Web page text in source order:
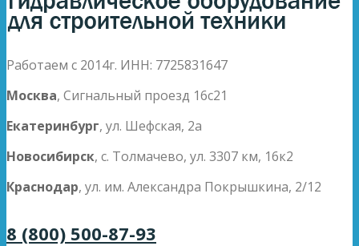
Работаем с 2014г. ИНН: 7725831647
Москва, Сигнальный проезд 16с21
Екатеринбург, ул. Шефская, 2а
Новосибирск, с. Толмачево, ул. 3307 км, 16к2
Краснодар, ул. им. Александра Покрышкина, 2/12
8 (800) 500-87-93